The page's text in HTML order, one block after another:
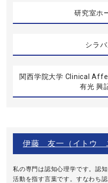
研究室ホ
シラ
関西学院大学 Clinical
有光 興
伊藤 友一（イトウ
私の専門は認知心理学です。認
活動を指す言葉です。すなわち